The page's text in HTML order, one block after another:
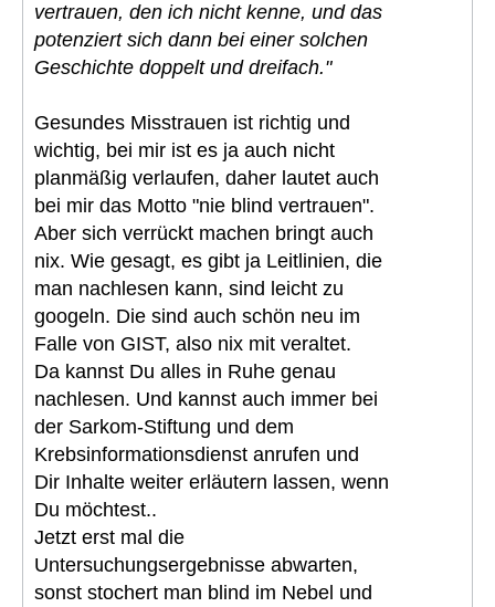
vertrauen, den ich nicht kenne, und das
potenziert sich dann bei einer solchen
Geschichte doppelt und dreifach."
Gesundes Misstrauen ist richtig und
wichtig, bei mir ist es ja auch nicht
planmäßig verlaufen, daher lautet auch
bei mir das Motto "nie blind vertrauen".
Aber sich verrückt machen bringt auch
nix. Wie gesagt, es gibt ja Leitlinien, die
man nachlesen kann, sind leicht zu
googeln. Die sind auch schön neu im
Falle von GIST, also nix mit veraltet.
Da kannst Du alles in Ruhe genau
nachlesen. Und kannst auch immer bei
der Sarkom-Stiftung und dem
Krebsinformationsdienst anrufen und
Dir Inhalte weiter erläutern lassen, wenn
Du möchtest..
Jetzt erst mal die
Untersuchungsergebnisse abwarten,
sonst stochert man blind im Nebel und